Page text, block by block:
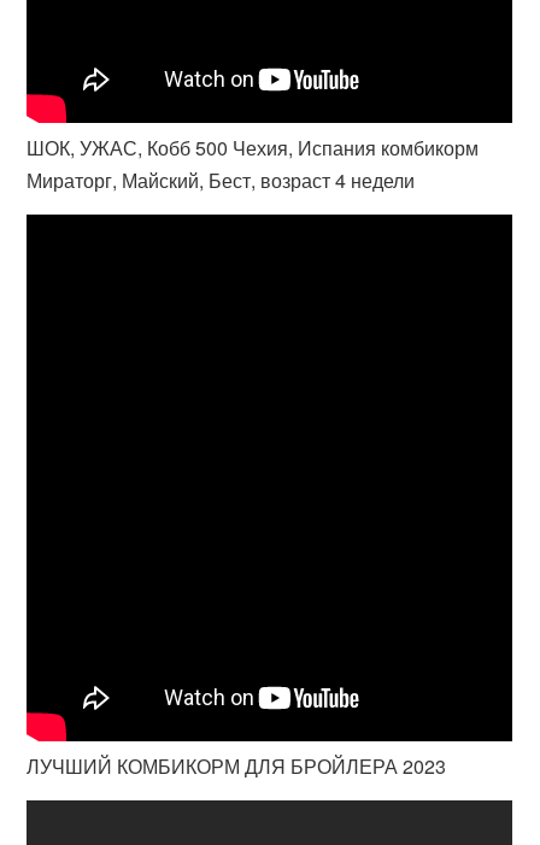
ШОК, УЖАС, Кобб 500 Чехия, Испания комбикорм
Мираторг, Майский, Бест, возраст 4 недели
ЛУЧШИЙ КОМБИКОРМ ДЛЯ БРОЙЛЕРА 2023